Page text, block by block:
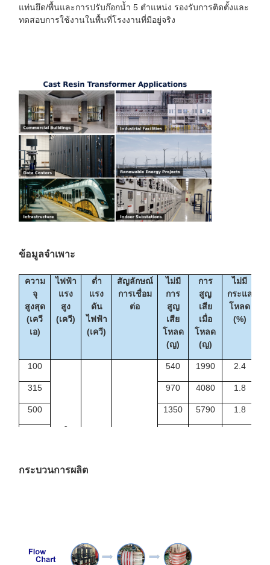
แท่นยึด/พื้นและการปรับก๊อกน้ำ 5 ตำแหน่ง รองรับการติดตั้งและ
ทดสอบการใช้งานในพื้นที่โรงงานที่มีอยู่จริง
ข้อมูลจำเพาะ
ความ
จุ
สูงสุด
(เควี
เอ)
ไฟฟ้า
แรง
สูง
(เควี)
ต่ำ
แรง
ดัน
ไฟฟ้า
(เควี)
สัญลักษณ์
การเชื่อม
ต่อ
ไม่มี
การ
สูญ
เสีย
โหลด
(ญ)
การ
สูญ
เสีย
เมื่อ
โหลด
(ญ)
ไม่มี
กระแส
โหลด
(%)
100
6
10
540 1990 2.4
315 970 4080 1.8
500 1350 5790 1.8
1250
กระบวนการผลิต